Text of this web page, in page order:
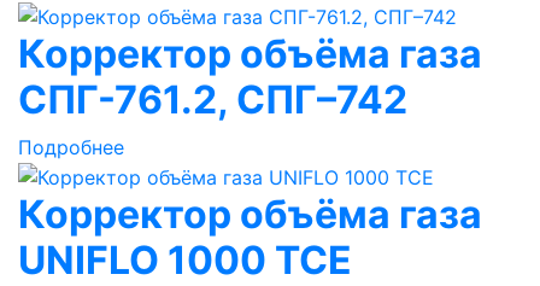
Корректор объёма газа
СПГ-761.2, СПГ–742
Подробнее
Корректор объёма газа
UNIFLO 1000 TCE